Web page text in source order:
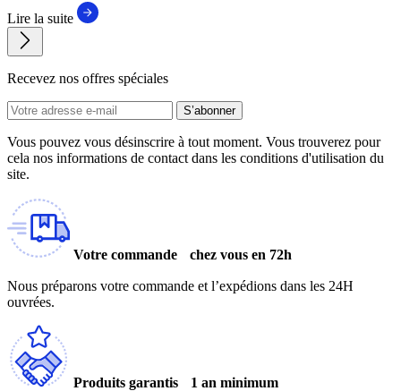
Lire la suite
Recevez nos offres spéciales
S’abonner
Vous pouvez vous désinscrire à tout moment. Vous trouverez pour
cela nos informations de contact dans les conditions d'utilisation du
site.
Votre commande chez vous en 72h
Nous préparons votre commande et l’expédions dans les 24H
ouvrées.
Produits garantis 1 an minimum